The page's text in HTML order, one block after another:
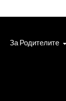
За Родителите